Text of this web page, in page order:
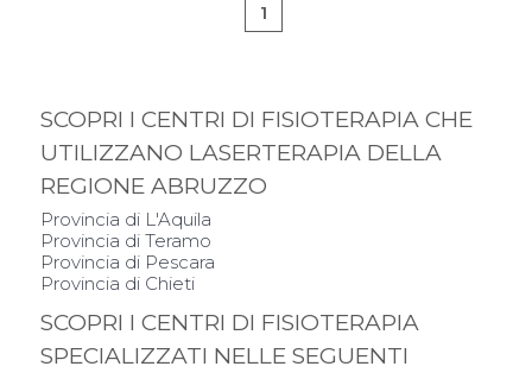
1
SCOPRI I CENTRI DI FISIOTERAPIA CHE
UTILIZZANO LASERTERAPIA DELLA
REGIONE ABRUZZO
Provincia di L'Aquila
Provincia di Teramo
Provincia di Pescara
Provincia di Chieti
SCOPRI I CENTRI DI FISIOTERAPIA
SPECIALIZZATI NELLE SEGUENTI